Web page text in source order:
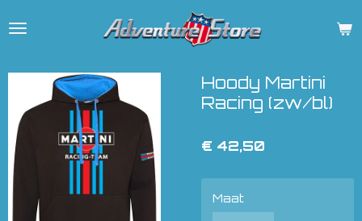
direct
hoofdinhoud
Hoody Martini
Racing (zw/bl)
€ 42,50
Maat